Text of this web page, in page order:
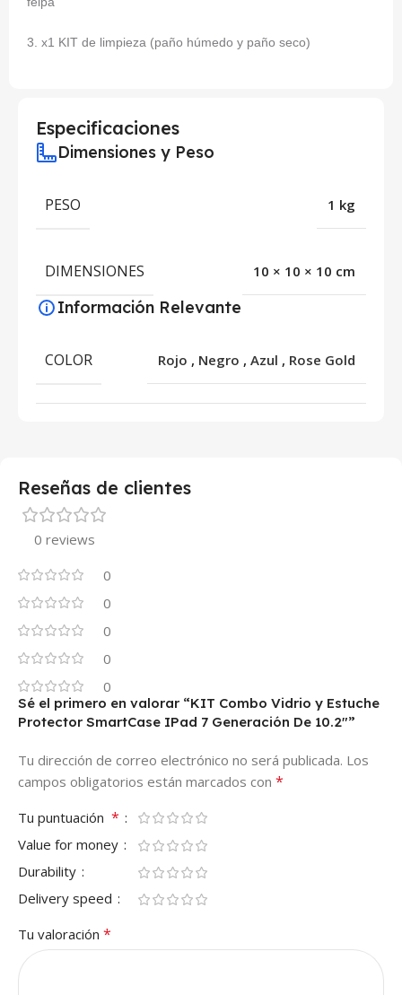
3. x1 KIT de limpieza (paño húmedo y paño seco)
Especificaciones
Dimensiones y Peso
PESO 1 kg
DIMENSIONES 10 × 10 × 10 cm
Información Relevante
COLOR Rojo , Negro , Azul , Rose Gold
Reseñas de clientes
0 reviews
0
0
0
0
0
Sé el primero en valorar “KIT Combo Vidrio y Estuche
Protector SmartCase IPad 7 Generación De 10.2″”
Tu dirección de correo electrónico no será publicada. Los
campos obligatorios están marcados con *
Tu puntuación *
Value for money
Durability
Delivery speed
Tu valoración *